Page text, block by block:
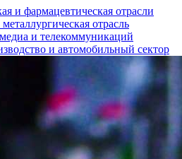
и фармацевтическая отрасли
отрасль
и телекоммуникаций
и автомобильный сектор